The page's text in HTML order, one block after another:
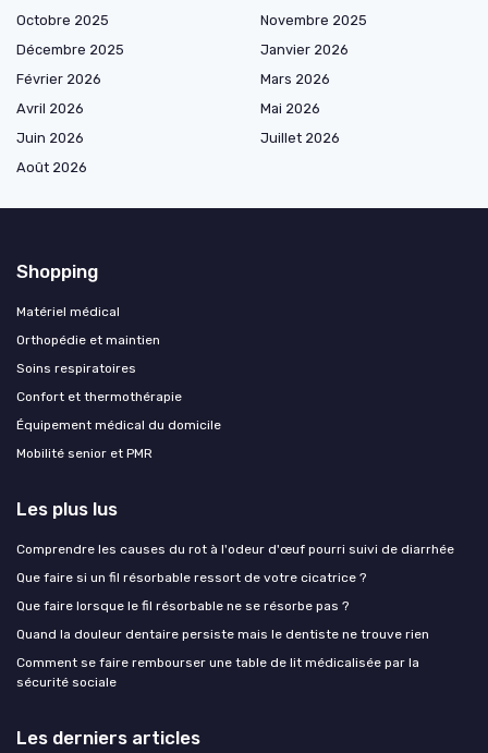
Octobre 2025
Novembre 2025
Décembre 2025
Janvier 2026
Février 2026
Mars 2026
Avril 2026
Mai 2026
Juin 2026
Juillet 2026
Août 2026
Shopping
Matériel médical
Orthopédie et maintien
Soins respiratoires
Confort et thermothérapie
Équipement médical du domicile
Mobilité senior et PMR
Les plus lus
Comprendre les causes du rot à l'odeur d'œuf pourri suivi de diarrhée
Que faire si un fil résorbable ressort de votre cicatrice ?
Que faire lorsque le fil résorbable ne se résorbe pas ?
Quand la douleur dentaire persiste mais le dentiste ne trouve rien
Comment se faire rembourser une table de lit médicalisée par la
sécurité sociale
Les derniers articles